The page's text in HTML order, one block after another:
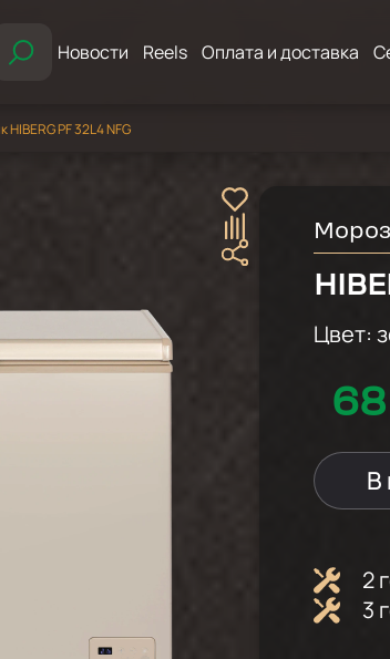
Новости Reels Оплата и доставка
PF 32L4 NFG
Цвет:
В
2
3